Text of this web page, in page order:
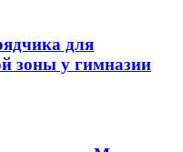
для
зоны у гимназии